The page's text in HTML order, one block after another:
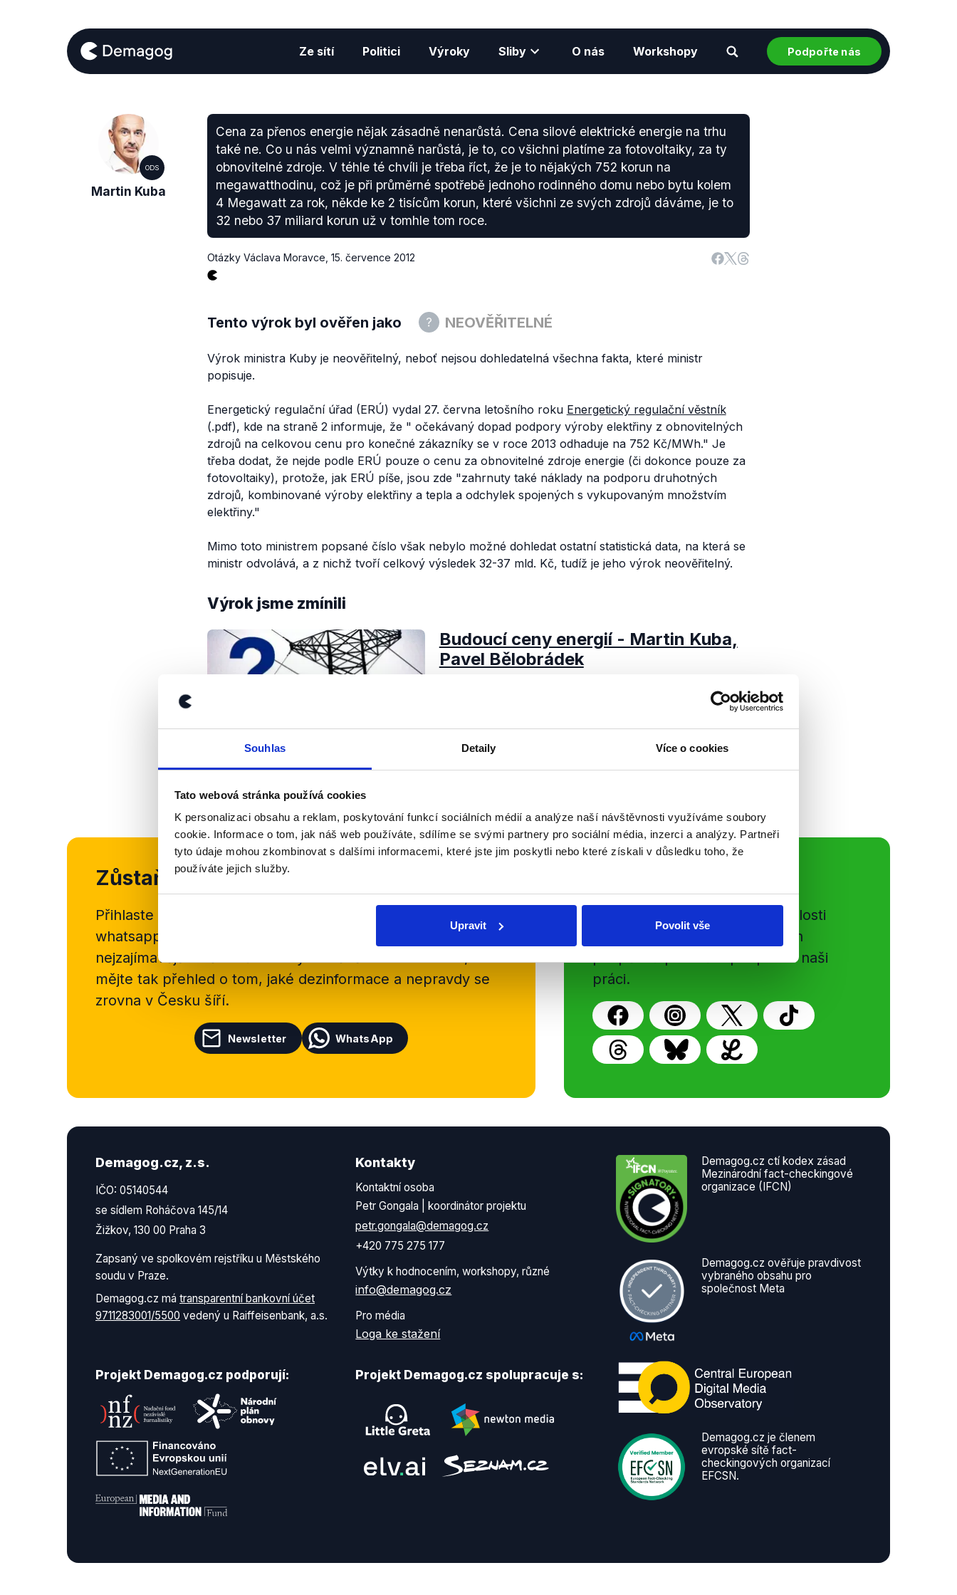
Souhlas Detaily Více o cookies
Tato webová stránka používá cookies
K personalizaci obsahu a reklam, poskytování funkcí sociálních médií a analýze naší návštěvnosti využíváme soubory
cookie. Informace o tom, jak náš web používáte, sdílíme se svými partnery pro sociální média, inzerci a analýzy. Partneři
tyto údaje mohou zkombinovat s dalšími informacemi, které jste jim poskytli nebo které získali v důsledku toho, že
používáte jejich služby.
Upravit Povolit vše
Ze sítí Politici Výroky Sliby O nás Workshopy Podpořte nás
ODS
Martin Kuba
Cena za přenos energie nějak zásadně nenarůstá. Cena silové elektrické energie na trhu
také ne. Co u nás velmi významně narůstá, je to, co všichni platíme za fotovoltaiky, za ty
obnovitelné zdroje. V téhle té chvíli je třeba říct, že je to nějakých 752 korun na
megawatthodinu, což je při průměrné spotřebě jednoho rodinného domu nebo bytu kolem
4 Megawatt za rok, někde ke 2 tisícům korun, které všichni ze svých zdrojů dáváme, je to
32 nebo 37 miliard korun už v tomhle tom roce.
Otázky Václava Moravce 15. července 2012
Tento výrok byl ověřen jako NEOVĚŘITELNÉ
Výrok ministra Kuby je neověřitelný, neboť nejsou dohledatelná všechna fakta, které ministr
popisuje.
Energetický regulační úřad (ERÚ) vydal 27. června letošního roku Energetický regulační věstník
(.pdf), kde na straně 2 informuje, že " očekávaný dopad podpory výroby elektřiny z obnovitelných
zdrojů na celkovou cenu pro konečné zákazníky se v roce 2013 odhaduje na 752 Kč/MWh." Je
třeba dodat, že nejde podle ERÚ pouze o cenu za obnovitelné zdroje energie (či dokonce pouze za
fotovoltaiky), protože, jak ERÚ píše, jsou zde "zahrnuty také náklady na podporu druhotných
zdrojů, kombinované výroby elektřiny a tepla a odchylek spojených s vykupovaným množstvím
elektřiny."
Mimo toto ministrem popsané číslo však nebylo možné dohledat ostatní statistická data, na která se
ministr odvolává, a z nichž tvoří celkový výsledek 32-37 mld. Kč, tudíž je jeho výrok neověřitelný.
Výrok jsme zmínili
Budoucí ceny energií - Martin Kuba,
Pavel Bělobrádek
Poslední vysílání Otázek před letní pauzou nám pěkně
Bělobrádka nepadl nijak rekordní počet...
Zůstaňme v kontaktu
Přihlaste se k odběru našeho
whatsappového kanálu, kde pravidelně přinášíme shrnutí
nejzajímavějších článků a analýz. Začněte nás odebírat, a
mějte tak přehled o tom, jaké dezinformace a nepravdy se
zrovna v Česku šíří.
Newsletter WhatsApp
Nenechte si ujít nejnovější události
z Demagog.cz. Sdílením našich
příspěvků přátelům podpoříte naši
práci.
Demagog.cz, z.s.
IČO: 05140544
se sídlem Roháčova 145/14
Žižkov, 130 00 Praha 3
Zapsaný ve spolkovém rejstříku u Městského
soudu v Praze.
Demagog.cz má transparentní bankovní účet
9711283001/5500 vedený u Raiffeisenbank, a.s.
Kontakty
Kontaktní osoba
Petr Gongala | koordinátor projektu
petr.gongala@demagog.cz
+420 775 275 177
Výtky k hodnocením, workshopy, různé
info@demagog.cz
Pro média
Loga ke stažení
Projekt Demagog.cz podporují: Projekt Demagog.cz spolupracuje s:
Demagog.cz ctí kodex zásad
Mezinárodní fact-checkingové
organizace (IFCN)
Demagog.cz ověřuje pravdivost
vybraného obsahu pro
společnost Meta
Demagog.cz je členem
evropské sítě fact-
checkingových organizací
EFCSN.